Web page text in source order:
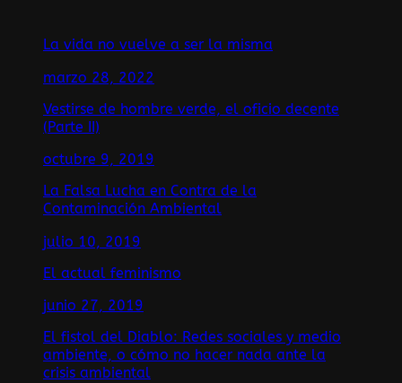
La vida no vuelve a ser la misma
marzo 28, 2022
Vestirse de hombre verde, el oficio decente
(Parte II)
octubre 9, 2019
La Falsa Lucha en Contra de la
Contaminación Ambiental
julio 10, 2019
El actual feminismo
junio 27, 2019
El fistol del Diablo: Redes sociales y medio
ambiente, o cómo no hacer nada ante la
crisis ambiental